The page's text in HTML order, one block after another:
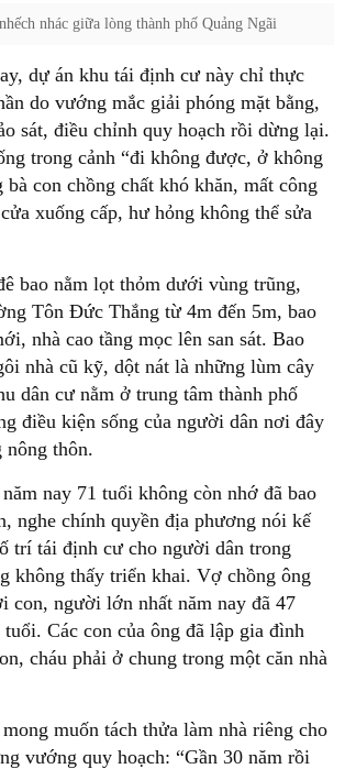
nhác giữa lòng thành phố Quảng Ngãi
dự án khu tái định cư này chỉ thực
do vướng mắc giải phóng mặt bằng,
sát, điều chỉnh quy hoạch rồi dừng lại.
trong cảnh “đi không được, ở không
bà con chồng chất khó khăn, mất công
xuống cấp, hư hỏng không thể sửa
bao nằm lọt thỏm dưới vùng trũng,
Tôn Đức Thắng từ 4m đến 5m, bao
nhà cao tầng mọc lên san sát. Bao
nhà cũ kỹ, dột nát là những lùm cây
dân cư nằm ở trung tâm thành phố
điều kiện sống của người dân nơi đây
nông thôn.
nay 71 tuổi không còn nhớ đã bao
nghe chính quyền địa phương nói kế
trí tái định cư cho người dân trong
không thấy triển khai. Vợ chồng ông
con, người lớn nhất năm nay đã 47
Các con của ông đã lập gia đình
cháu phải ở chung trong một căn nhà
muốn tách thửa làm nhà riêng cho
vướng quy hoạch: “Gần 30 năm rồi